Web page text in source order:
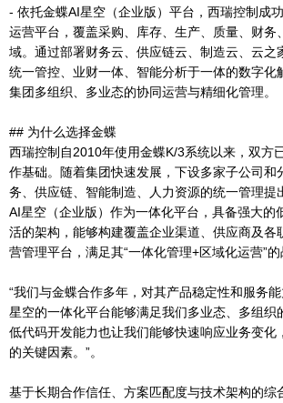
- 依托金蝶AI星空（企业版）平台，西瑞控制成
运营平台，覆盖采购、库存、生产、质量、财务
域。通过部署财务云、供应链云、制造云、云之
统一管控、业财一体、智能分析于一体的数字化
集团多组织、多业态的协同运营与精细化管理。
## 为什么选择金蝶
西瑞控制自2010年使用金蝶K/3系统以来，双方
作基础。随着集团快速发展，下设多家子公司和
务、供应链、智能制造、人力资源的统一管理提
AI星空（企业版）作为一体化平台，具备强大的
活的架构，能够构建覆盖企业渠道、供应商及各
营管理平台，满足其“一体化管理+区域化运营”的
“我们与金蝶合作多年，对其产品稳定性和服务
星空的一体化平台能够满足我们多业态、多组织
低代码开发能力也让我们能够快速响应业务变化
的关键因素。”。
基于长期合作信任、方案匹配度与技术架构的综